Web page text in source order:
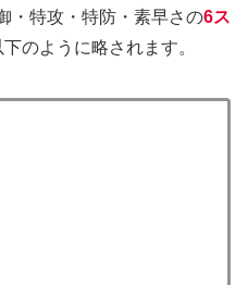
・特攻・特防・素早さの6ス
のように略されます。